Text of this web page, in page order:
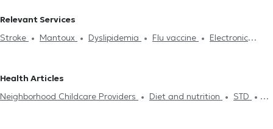
Relevant Services
Stroke
Mantoux Dyslipidemia Flu vaccine
Electronic
Hypertension
Driving License
Strep test Κάρτα υγείας αθλητή
Flu test
Health Articles
Neighborhood Childcare Providers
Diet and nutrition
STD